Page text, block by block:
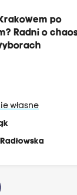
po
Radni o
własne